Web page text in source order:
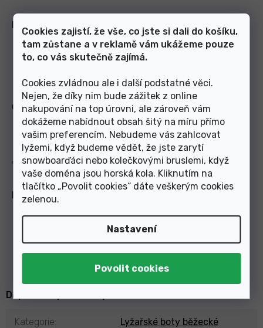
Cookies zajistí, že vše, co jste si dali do košíku,
tam zůstane a v reklamě vám ukážeme pouze
to, co vás skutečně zajímá.
Cookies zvládnou ale i další podstatné věci.
Nejen, že díky nim bude zážitek z online
nakupování na top úrovni, ale zároveň vám
dokážeme nabídnout obsah šitý na míru přímo
vašim preferencím. Nebudeme vás zahlcovat
lyžemi, když budeme vědět, že jste zarytí
snowboarďáci nebo kolečkovými bruslemi, když
vaše doména jsou horská kola. Kliknutím na
tlačítko „Povolit cookies“ dáte veškerým cookies
zelenou.
Nastavení
FISCHER FRESH
Fischer Fresh zatočí s nepříjemným
zápachem: zajišťuje dlouhotrvající
COMFORT GUARD
Velice lehký, vodu odpuzující
izolační materiál se stará o
zvýšenou tepelnou ochranu v obl
Číst více
INTERNAL MOLDED HEEL CAP
opatek. Velmi lehce a individuálně
Doplňkové parametry
Kategorie: Lyžařské boty běžecké